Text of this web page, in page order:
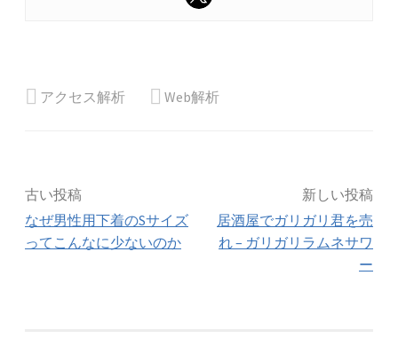
アクセス解析 Web解析
投
稿
古い投稿
なぜ男性用下着のSサイズ
ってこんなに少ないのか
新しい投稿
居酒屋でガリガリ君を売
れ – ガリガリラムネサワ
ー